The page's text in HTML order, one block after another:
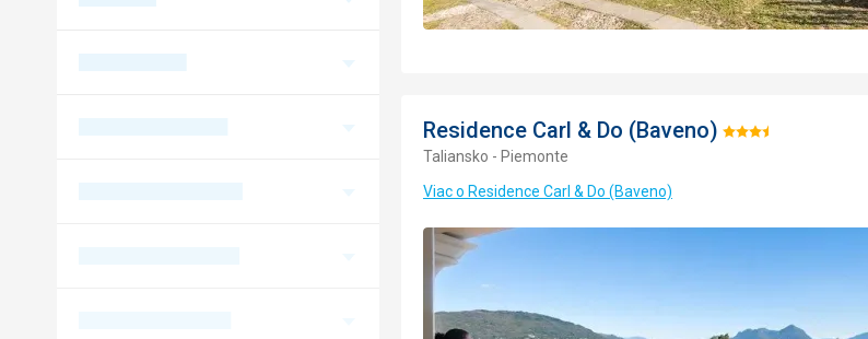
Residence Carl & Do (Baveno) Hodnotenie:
Taliansko - Piemonte
Viac o Residence Carl & Do (Baveno)